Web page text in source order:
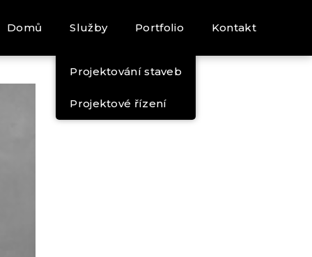
Domů Služby
Projektování staveb
Projektové řízení
Portfolio Kontakt